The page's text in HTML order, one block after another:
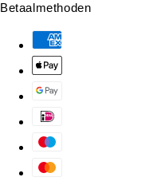
Betaalmethoden